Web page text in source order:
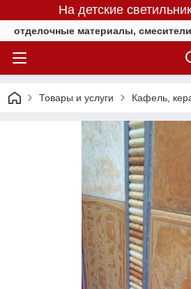
На детские
отделочные материалы,
Товары и услуги Кафель,